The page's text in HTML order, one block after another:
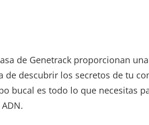
de Genetrack proporcionan
de descubrir los secretos de tu
bucal es todo lo que necesitas